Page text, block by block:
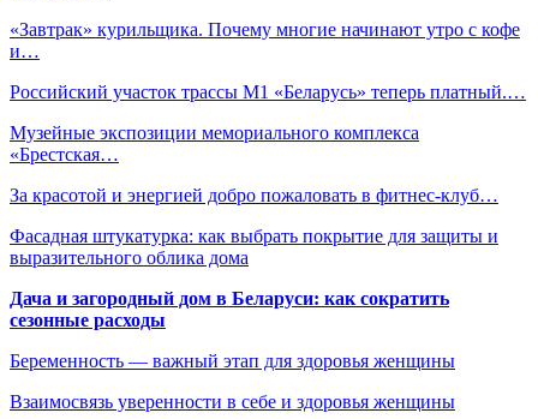
«Завтрак» курильщика. Почему многие начинают утро с кофе
и…
Российский участок трассы М1 «Беларусь» теперь платный.…
Музейные экспозиции мемориального комплекса
«Брестская…
За красотой и энергией добро пожаловать в фитнес-клуб…
Фасадная штукатурка: как выбрать покрытие для защиты и
выразительного облика дома
Дача и загородный дом в Беларуси: как сократить
сезонные расходы
Беременность — важный этап для здоровья женщины
Взаимосвязь уверенности в себе и здоровья женщины